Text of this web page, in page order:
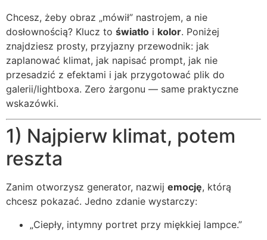
Chcesz, żeby obraz „mówił” nastrojem, a nie
dosłownością? Klucz to światło i kolor. Poniżej
znajdziesz prosty, przyjazny przewodnik: jak
zaplanować klimat, jak napisać prompt, jak nie
przesadzić z efektami i jak przygotować plik do
galerii/lightboxa. Zero żargonu — same praktyczne
wskazówki.
1) Najpierw klimat, potem
reszta
Zanim otworzysz generator, nazwij emocję, którą
chcesz pokazać. Jedno zdanie wystarczy:
„Ciepły, intymny portret przy miękkiej lampce.”